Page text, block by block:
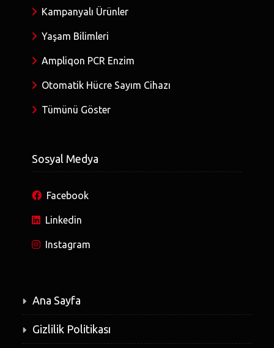
Kampanyalı Ürünler
Yaşam Bilimleri
Ampliqon PCR Enzim
Otomatik Hücre Sayım Cihazı
Tümünü Göster
Sosyal Medya
Facebook
Linkedin
Instagram
Ana Sayfa
Gizlilik Politikası